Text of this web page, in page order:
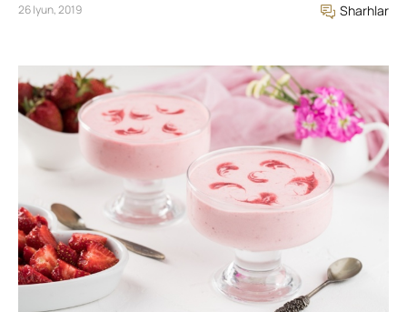
26 Iyun, 2019 Sharhlar